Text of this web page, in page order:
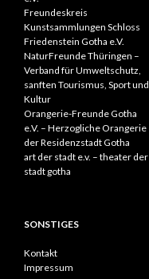
Freundeskreis
Kunstsammlungen Schloss
Friedenstein Gotha e.V.
NaturFreunde Thüringen –
Verband für Umweltschutz,
sanften Tourismus, Sport und
Kultur
Orangerie-Freunde Gotha
e.V. – Herzogliche Orangerie
der Residenzstadt Gotha
art der stadt e.v. – theater der
stadt gotha
SONSTIGES
Kontakt
Impressum